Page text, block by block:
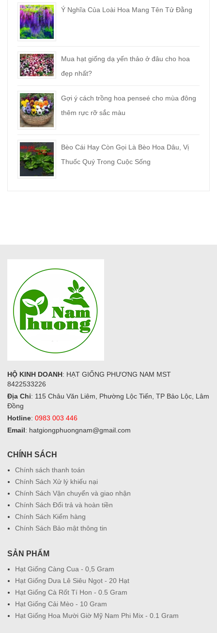
Ý Nghĩa Của Loài Hoa Mang Tên Tử Đằng
Mua hạt giống dạ yến thảo ở đâu cho hoa
đẹp nhất?
Gợi ý cách trồng hoa penseé cho mùa đông
thêm rực rỡ sắc màu
Bèo Cái Hay Còn Gọi Là Bèo Hoa Dâu, Vị
Thuốc Quý Trong Cuộc Sống
HỘ KINH DOANH: HẠT GIỐNG PHƯƠNG NAM MST
8422533226
Địa Chỉ: 115 Châu Văn Liêm, Phường Lộc Tiến, TP Bảo Lộc, Lâm
Đồng
Hotline: 0983 003 446
Email: hatgiongphuongnam@gmail.com
CHÍNH SÁCH
Chính sách thanh toán
Chính Sách Xử lý khiếu nại
Chính Sách Vận chuyển và giao nhận
Chính Sách Đổi trả và hoàn tiền
Chính Sách Kiểm hàng
Chính Sách Bảo mật thông tin
SẢN PHẨM
Hạt Giống Càng Cua - 0,5 Gram
Hạt Giống Dưa Lê Siêu Ngọt - 20 Hạt
Hạt Giống Cà Rốt Tí Hon - 0.5 Gram
Hạt Giống Cải Mèo - 10 Gram
Hạt Giống Hoa Mười Giờ Mỹ Nam Phi Mix - 0.1 Gram